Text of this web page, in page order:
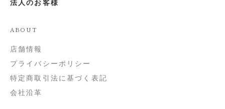
法人のお客様
ABOUT
店舗情報
プライバシーポリシー
特定商取引法に基づく表記
会社沿革